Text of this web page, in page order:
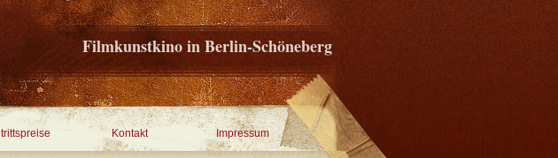
Filmkunstkino in Berlin-Schöneberg
Kontakt Impressum